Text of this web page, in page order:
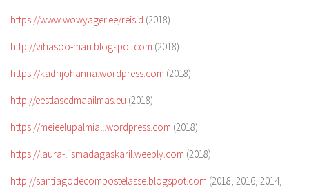
https://www.wowyager.ee/reisid (2018)
http://vihasoo-mari.blogspot.com (2018)
https://kadrijohanna.wordpress.com (2018)
http://eestlasedmaailmas.eu (2018)
https://meieelupalmiall.wordpress.com (2018)
https://laura-liismadagaskaril.weebly.com (2018)
http://santiagodecompostelasse.blogspot.com (2018, 2016, 2014,